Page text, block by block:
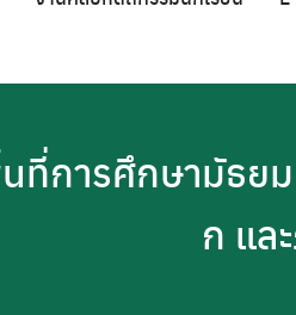
ที่การศึกษามัธย
ก แล